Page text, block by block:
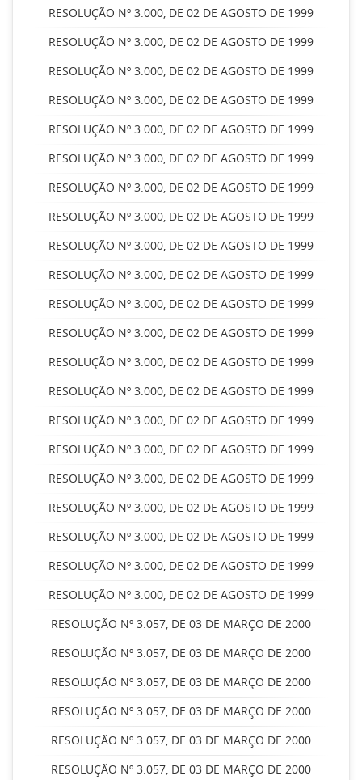
RESOLUÇÃO Nº 3.000, DE 02 DE AGOSTO DE 1999
RESOLUÇÃO Nº 3.000, DE 02 DE AGOSTO DE 1999
RESOLUÇÃO Nº 3.000, DE 02 DE AGOSTO DE 1999
RESOLUÇÃO Nº 3.000, DE 02 DE AGOSTO DE 1999
RESOLUÇÃO Nº 3.000, DE 02 DE AGOSTO DE 1999
RESOLUÇÃO Nº 3.000, DE 02 DE AGOSTO DE 1999
RESOLUÇÃO Nº 3.000, DE 02 DE AGOSTO DE 1999
RESOLUÇÃO Nº 3.000, DE 02 DE AGOSTO DE 1999
RESOLUÇÃO Nº 3.000, DE 02 DE AGOSTO DE 1999
RESOLUÇÃO Nº 3.000, DE 02 DE AGOSTO DE 1999
RESOLUÇÃO Nº 3.000, DE 02 DE AGOSTO DE 1999
RESOLUÇÃO Nº 3.000, DE 02 DE AGOSTO DE 1999
RESOLUÇÃO Nº 3.000, DE 02 DE AGOSTO DE 1999
RESOLUÇÃO Nº 3.000, DE 02 DE AGOSTO DE 1999
RESOLUÇÃO Nº 3.000, DE 02 DE AGOSTO DE 1999
RESOLUÇÃO Nº 3.000, DE 02 DE AGOSTO DE 1999
RESOLUÇÃO Nº 3.000, DE 02 DE AGOSTO DE 1999
RESOLUÇÃO Nº 3.000, DE 02 DE AGOSTO DE 1999
RESOLUÇÃO Nº 3.000, DE 02 DE AGOSTO DE 1999
RESOLUÇÃO Nº 3.000, DE 02 DE AGOSTO DE 1999
RESOLUÇÃO Nº 3.000, DE 02 DE AGOSTO DE 1999
RESOLUÇÃO Nº 3.057, DE 03 DE MARÇO DE 2000
RESOLUÇÃO Nº 3.057, DE 03 DE MARÇO DE 2000
RESOLUÇÃO Nº 3.057, DE 03 DE MARÇO DE 2000
RESOLUÇÃO Nº 3.057, DE 03 DE MARÇO DE 2000
RESOLUÇÃO Nº 3.057, DE 03 DE MARÇO DE 2000
RESOLUÇÃO Nº 3.057, DE 03 DE MARÇO DE 2000